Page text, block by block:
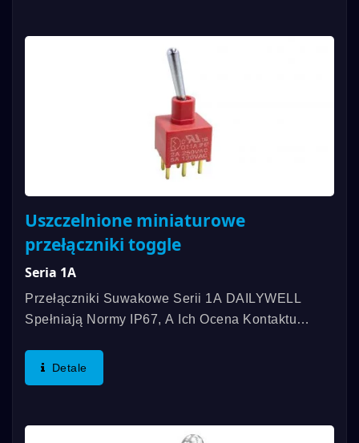
Uszczelnione miniaturowe
przełączniki toggle
Seria 1A
Przełączniki Suwakowe Serii 1A DAILYWELL
Spełniają Normy IP67, A Ich Ocena Kontaktu
Przełączania, SPDT, DPDT, 3PDT I Inne.
Używamy Wodoodpornego Projektu...
Detale